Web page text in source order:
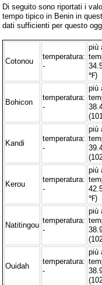
Di seguito sono riportati i
tempo tipico in Benin in
dati sufficienti per questo
Cotonou
temperatura:
-
più
℉)
Bohicon
temperatura:
-
più
Kandi
temperatura:
-
più
Kerou
temperatura:
-
più
℉)
Natitingou
temperatura:
-
più
Ouidah
temperatura:
-
più